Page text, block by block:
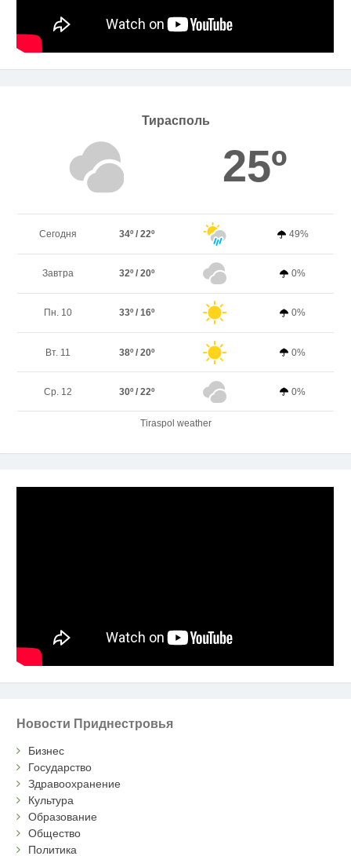
Тирасполь
25º
Сегодня 34º / 22º 49%
Завтра 32º / 20º 0%
Пн. 10 33º / 16º 0%
Вт. 11 38º / 20º 0%
Ср. 12 30º / 22º 0%
Tiraspol weather
Новости Приднестровья
Бизнес
Государство
Здравоохранение
Культура
Образование
Общество
Политика